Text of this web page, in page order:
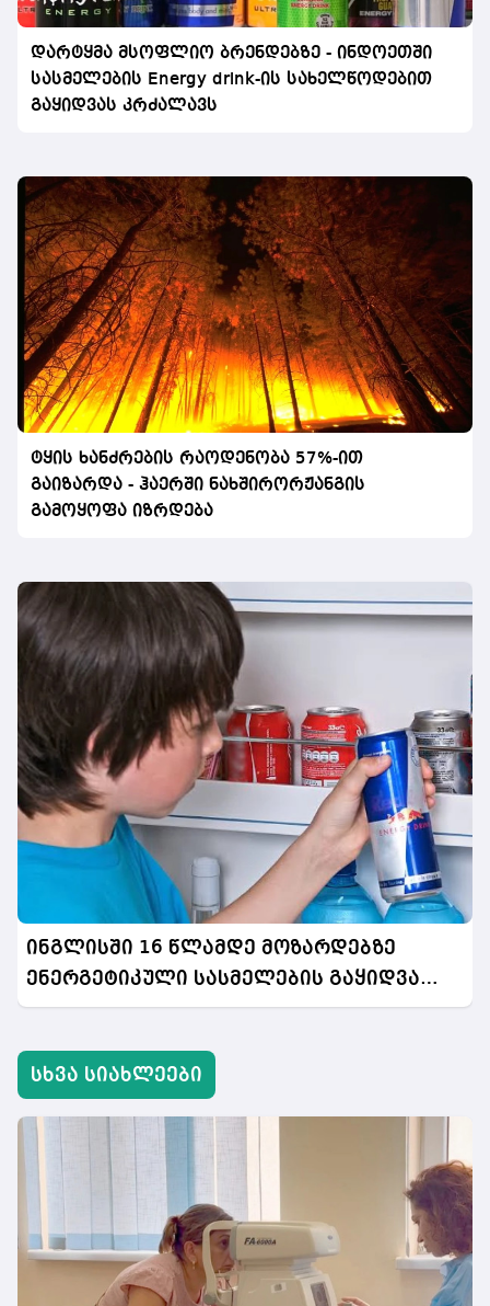
დარტყმა მსოფლიო ბრენდებზე - ინდოეთში
სასმელების Energy drink-ის სახელწოდებით
გაყიდვას კრძალავს
ტყის ხანძრების რაოდენობა 57%-ით
გაიზარდა - ჰაერში ნახშირორჟანგის
გამოყოფა იზრდება
ინგლისში 16 წლამდე მოზარდებზე
ენერგეტიკული სასმელების გაყიდვა
აიკრძალება
სხვა სიახლეები